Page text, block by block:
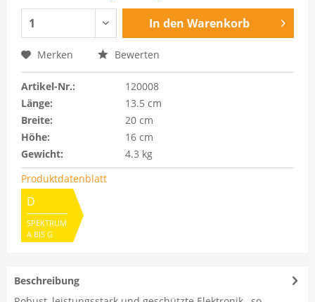
In den Warenkorb
Merken Bewerten
Artikel-Nr.:
120008
Länge:
13.5 cm
Breite:
20 cm
Höhe:
16 cm
Gewicht:
4.3 kg
Produktdatenblatt
D
SPEKTRUM
A BIS G
Beschreibung